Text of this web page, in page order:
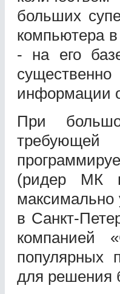
больших
компьютера
- на его
информации
При
(ридер МК
в Санкт-
компанией
популярных
для решения